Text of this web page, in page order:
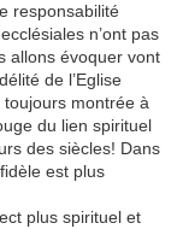
responsabilité
n’ont pas
allons évoquer vont
de l’Eglise
toujours montrée à
du lien spirituel
des siècles! Dans
est plus
plus spirituel et